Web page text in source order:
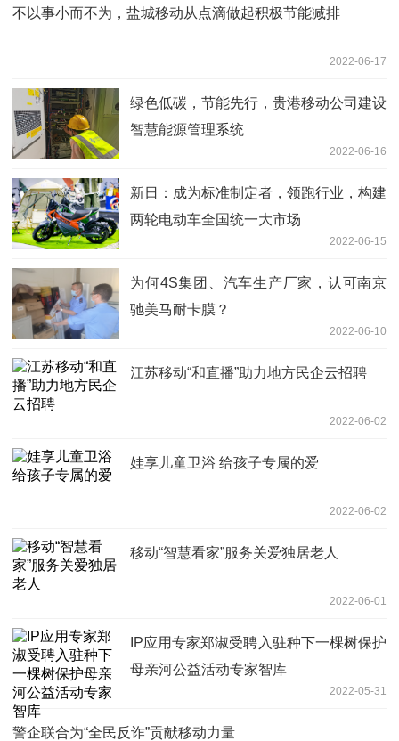
不以事小而不为，盐城移动从点滴做起积极节能减排
2022-06-17
绿色低碳，节能先行，贵港移动公司建设
智慧能源管理系统
2022-06-16
新日：成为标准制定者，领跑行业，构建
两轮电动车全国统一大市场
2022-06-15
为何4S集团、汽车生产厂家，认可南京
驰美马耐卡膜？
2022-06-10
江苏移动“和直播”助力地方民企云招聘
2022-06-02
娃享儿童卫浴 给孩子专属的爱
2022-06-02
移动“智慧看家”服务关爱独居老人
2022-06-01
IP应用专家郑淑受聘入驻种下一棵树保护
母亲河公益活动专家智库
2022-05-31
警企联合为“全民反诈”贡献移动力量